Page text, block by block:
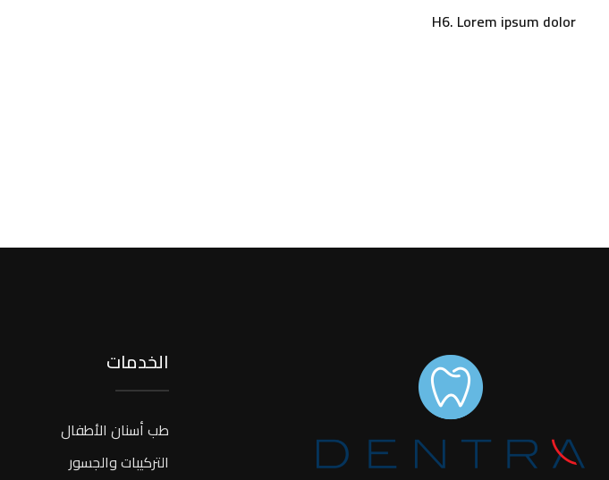
H6. Lorem ipsum dolor
الخدمات
طب أسنان الأطفال
التركيبات والجسور